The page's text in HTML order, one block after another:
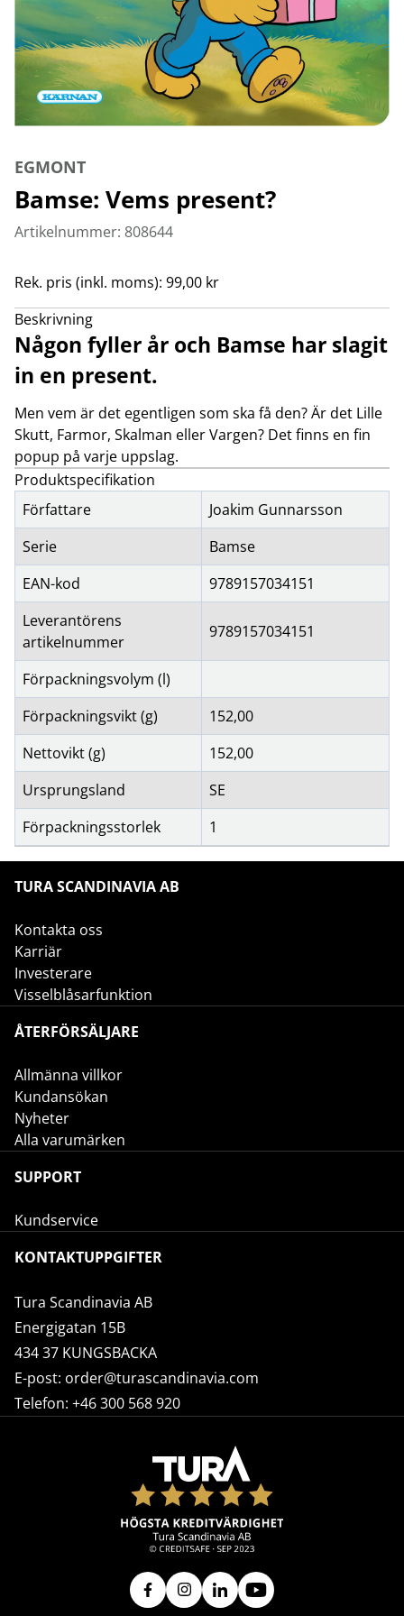
EGMONT
Bamse: Vems present?
Artikelnummer: 808644
Rek. pris (inkl. moms): 99,00 kr
Beskrivning
Någon fyller år och Bamse har slagit
in en present.
Men vem är det egentligen som ska få den? Är det Lille
Skutt, Farmor, Skalman eller Vargen? Det finns en fin
popup på varje uppslag.
Produktspecifikation
Författare
Joakim Gunnarsson
Serie
Bamse
EAN-kod
9789157034151
Leverantörens
artikelnummer
9789157034151
Förpackningsvolym (l)
Förpackningsvikt (g)
152,00
Nettovikt (g)
152,00
Ursprungsland
SE
Förpackningsstorlek
1
TURA SCANDINAVIA AB
Kontakta oss
Karriär
Investerare
Visselblåsarfunktion
ÅTERFÖRSÄLJARE
Allmänna villkor
Kundansökan
Nyheter
Alla varumärken
SUPPORT
Kundservice
KONTAKTUPPGIFTER
Tura Scandinavia AB
Energigatan 15B
434 37 KUNGSBACKA
E-post: order@turascandinavia.com
Telefon: +46 300 568 920